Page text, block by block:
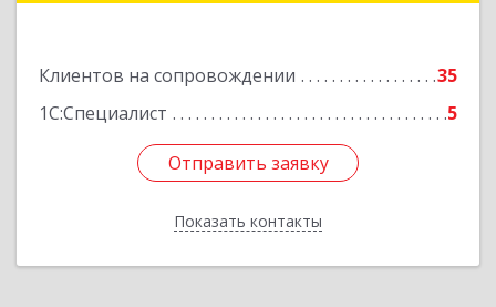
Клиентов на сопровождении
35
1С:Специалист
5
Отправить заявку
Показать контакты
Подробнее
Отправить заявку
Назад